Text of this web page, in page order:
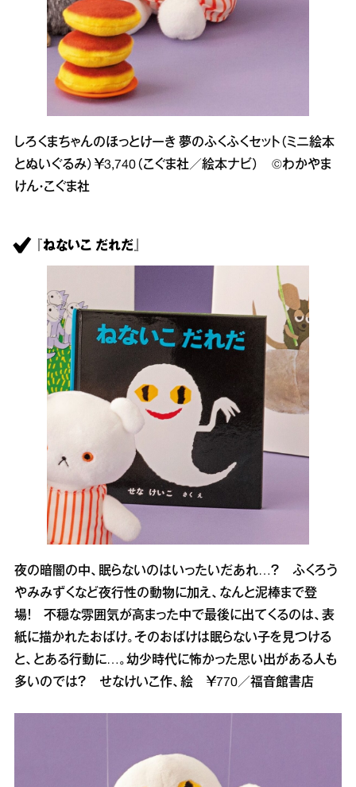
しろくまちゃんのほっとけーき 夢のふくふくセット（ミニ絵本
とぬいぐるみ）￥3,740（こぐま社／絵本ナビ） ©わかやま
けん・こぐま社
『ねないこ だれだ』
夜の暗闇の中、眠らないのはいったいだあれ…？ ふくろう
やみみずくなど夜行性の動物に加え、なんと泥棒まで登
場！ 不穏な雰囲気が高まった中で最後に出てくるのは、表
紙に描かれたおばけ。そのおばけは眠らない子を見つける
と、とある行動に…。幼少時代に怖かった思い出がある人も
多いのでは？ せなけいこ作、絵 ￥770／福音館書店